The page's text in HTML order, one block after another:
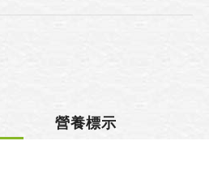
營養標示